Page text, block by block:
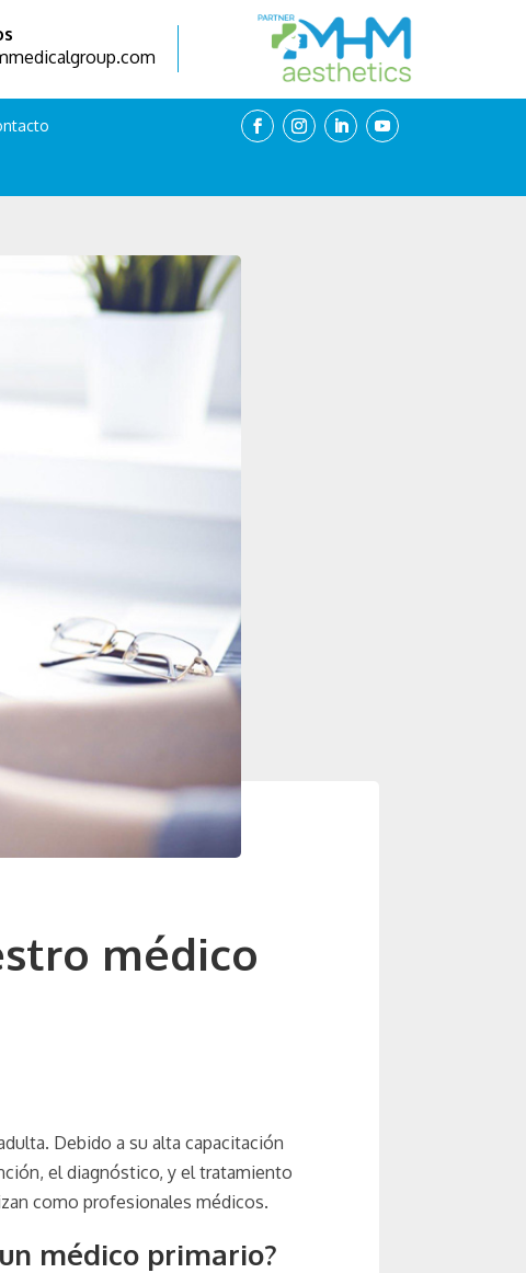
médico
Debido a su alta capacitación
el diagnóstico, y el tratamiento
como profesionales médicos.
médico primario?